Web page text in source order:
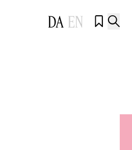
DA EN  